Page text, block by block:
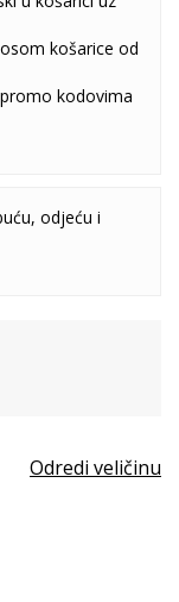
košarice od
kodovima
odjeću i
Odredi veličinu